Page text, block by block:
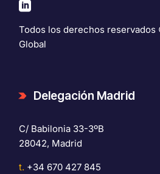
Todos los derechos reservados
Global
Delegación Madrid
C/ Babilonia 33-3ºB
28042, Madrid
t. +34 670 427 845